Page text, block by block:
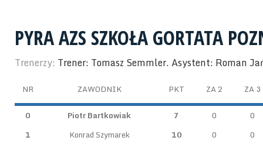
PYRA AZS SZKOŁA GORTATA
Trenerzy: Trener: Tomasz Semmler. Asystent: Roman
NR ZAWODNIK PKT ZA 2 ZA 3
0 Piotr Bartkowiak 7 0
0
1
Konrad Szymarek 10 0
0